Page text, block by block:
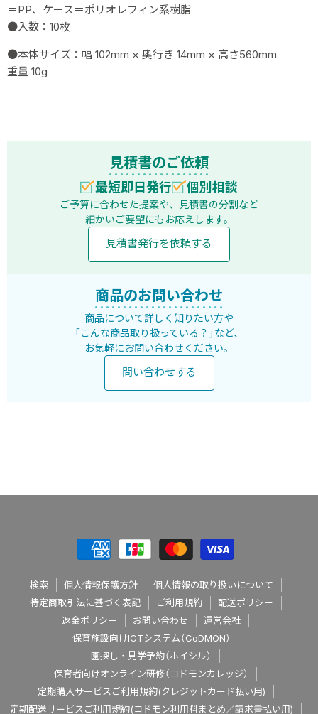
＝PP、ケース＝ポリオレフィン系樹脂
●入数：10枚
●本体サイズ： 幅 102mm × 奥行き 14mm × 高さ560mm
重量 10g
見積書のご依頼
最短即日発行 個別相談
ご予算に合わせた提案や、見積書の分割など
細かいご要望にもお応えします。
見積書発行を依頼する
商品のお問い合わせ
商品について詳しく知りたい方や
「こんな商品取り扱っている？」など、
お気軽にお問い合わせください。
問い合わせする
検索 個人情報保護方針
個人情報の取り扱いについて
特定商取引法に基づく表記
ご利用規約
配送ポリシー
返金ポリシー
お問い合わせ
運営会社
保育施設向けICTシステム（CoDMON）
園探し・見学予約（ホイシル）
保育者向けオンライン研修（コドモンカレッジ）
定期購入サービスご利用規約(クレジットカード払い用)
定期配送サービスご利用規約(コドモン利用料まとめ／請求書払い用)